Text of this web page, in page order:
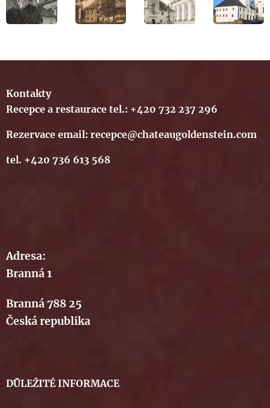
Kontakty
Recepce a restaurace tel.: +420 732 237 296
Rezervace email: recepce@chateaugoldenstein.com
tel. +420 736 613 568
Adresa:
Branná 1
Branná 788 25
Česká republika
DŮLEŽITÉ INFORMACE